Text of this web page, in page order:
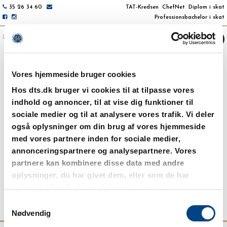
Vores hjemmeside bruger cookies
Hos dts.dk bruger vi cookies til at tilpasse vores
indhold og annoncer, til at vise dig funktioner til
sociale medier og til at analysere vores trafik. Vi deler
også oplysninger om din brug af vores hjemmeside
med vores partnere inden for sociale medier,
annonceringspartnere og analysepartnere. Vores
partnere kan kombinere disse data med andre
oplysninger, du har givet dem, eller som de har
Nødvendig
35 26 34 60 TAT-Kredsen ChefNet
Diplom i skat
Professionsbachelor i skat
NAVIGATION / AKTUELT
Referat af STATE-
generalforsamling 2025 samt
beretning
Se referat af generalforsamling i STATE den 15. maj 2025
og beretning på generalforsamlingen her.